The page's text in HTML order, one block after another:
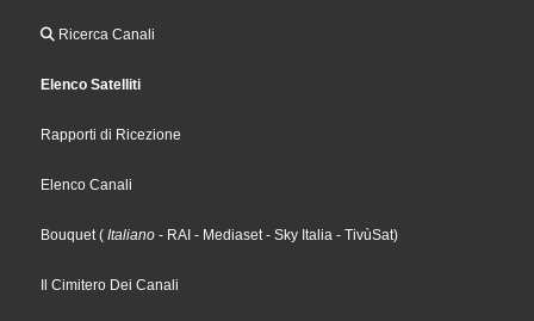
Ricerca Canali
Elenco Satelliti
Rapporti di Ricezione
Elenco Canali
Bouquet( Italiano - RAI - Mediaset- Sky Italia - TivùSat)
Il Cimitero Dei Canali